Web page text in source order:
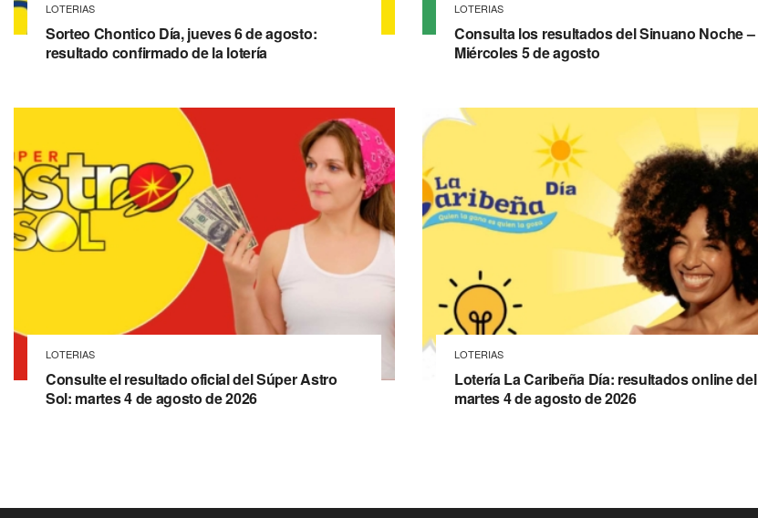
LOTERIAS
Sorteo Chontico Día, jueves 6 de agosto:
resultado confirmado de la lotería
LOTERIAS
Consulta los resultados del Sinuano Noche –
Miércoles 5 de agosto
LOTERIAS
Consulte el resultado oficial del Súper Astro
Sol: martes 4 de agosto de 2026
LOTERIAS
Lotería La Caribeña Día: resultados online del
martes 4 de agosto de 2026